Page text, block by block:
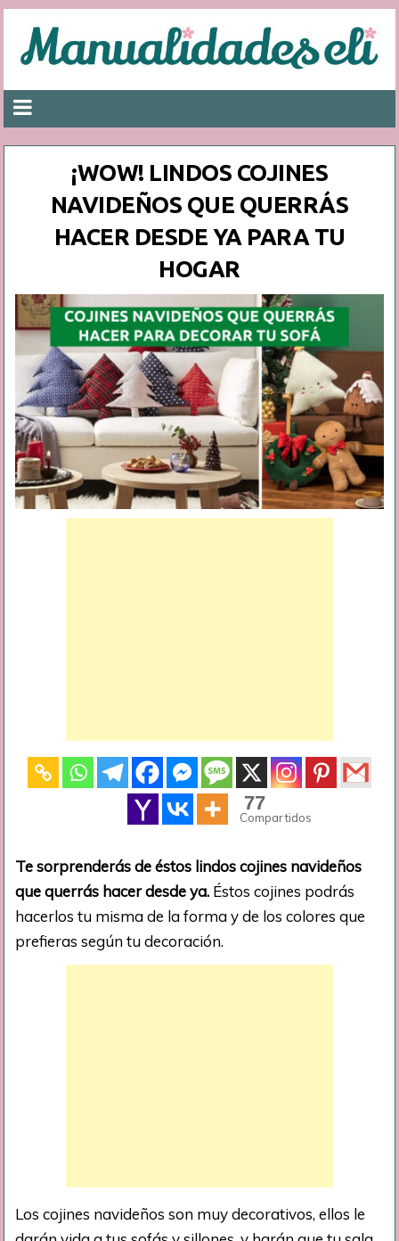
¡WOW! LINDOS COJINES
NAVIDEÑOS QUE QUERRÁS
HACER DESDE YA PARA TU
HOGAR
77
Compartidos
Te sorprenderás de éstos lindos cojines navideños
que querrás hacer desde ya. Éstos cojines podrás
hacerlos tu misma de la forma y de los colores que
prefieras según tu decoración.
Los cojines navideños son muy decorativos, ellos le